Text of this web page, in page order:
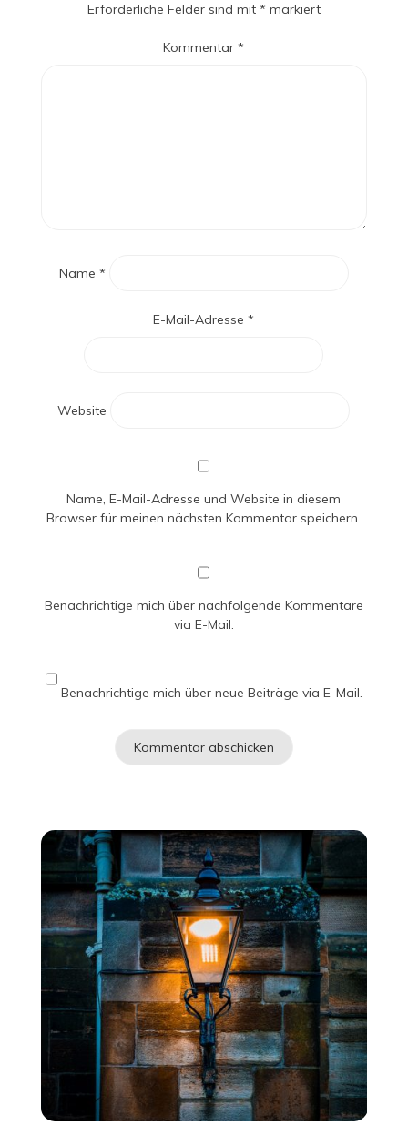
Erforderliche Felder sind mit * markiert
Kommentar*
Name *
E-Mail-Adresse*
Website
Name, E-Mail-Adresse und Website in diesem
Browser für meinen nächsten Kommentar speichern.
Benachrichtige mich über nachfolgende Kommentare
via E-Mail.
Benachrichtige mich über neue Beiträge via E-Mail.